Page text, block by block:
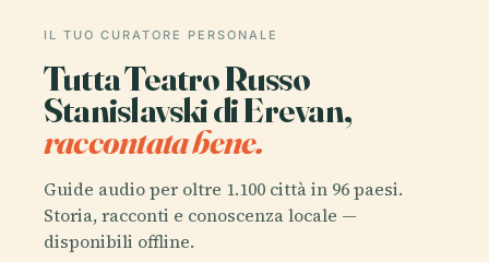
IL TUO CURATORE PERSONALE
Tutta Teatro Russo
Stanislavski di Erevan,
raccontata bene.
Guide audio per oltre 1.100 città in 96 paesi.
Storia, racconti e conoscenza locale —
disponibili offline.